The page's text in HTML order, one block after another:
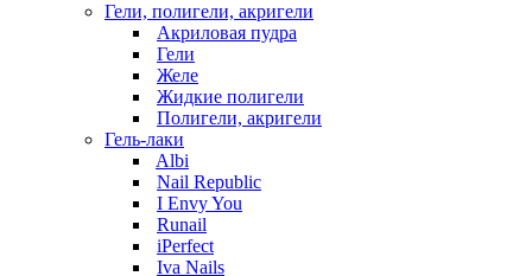
Гели, полигели, акригели
Акриловая пудра
Гели
Желе
Жидкие полигели
Полигели, акригели
Гель-лаки
Albi
Nail Republic
I Envy You
Runail
iPerfect
Iva Nails